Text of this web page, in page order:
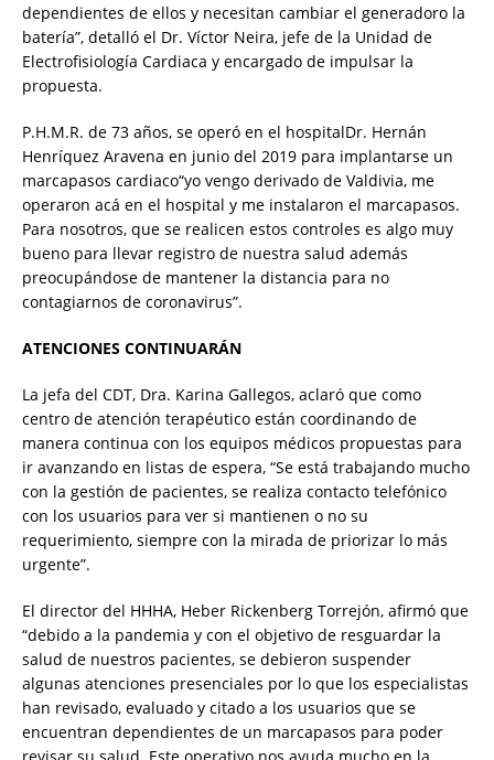
dependientes de ellos y necesitan cambiar el generadoro la
batería”, detalló el Dr. Víctor Neira, jefe de la Unidad de
Electrofisiología Cardiaca y encargado de impulsar la
propuesta.
P.H.M.R. de 73 años, se operó en el hospitalDr. Hernán
Henríquez Aravena en junio del 2019 para implantarse un
marcapasos cardiaco“yo vengo derivado de Valdivia, me
operaron acá en el hospital y me instalaron el marcapasos.
Para nosotros, que se realicen estos controles es algo muy
bueno para llevar registro de nuestra salud además
preocupándose de mantener la distancia para no
contagiarnos de coronavirus”.
ATENCIONES CONTINUARÁN
La jefa del CDT, Dra. Karina Gallegos, aclaró que como
centro de atención terapéutico están coordinando de
manera continua con los equipos médicos propuestas para
ir avanzando en listas de espera, “Se está trabajando mucho
con la gestión de pacientes, se realiza contacto telefónico
con los usuarios para ver si mantienen o no su
requerimiento, siempre con la mirada de priorizar lo más
urgente”.
El director del HHHA, Heber Rickenberg Torrejón, afirmó que
“debido a la pandemia y con el objetivo de resguardar la
salud de nuestros pacientes, se debieron suspender
algunas atenciones presenciales por lo que los especialistas
han revisado, evaluado y citado a los usuarios que se
encuentran dependientes de un marcapasos para poder
revisar su salud. Este operativo nos ayuda mucho en la